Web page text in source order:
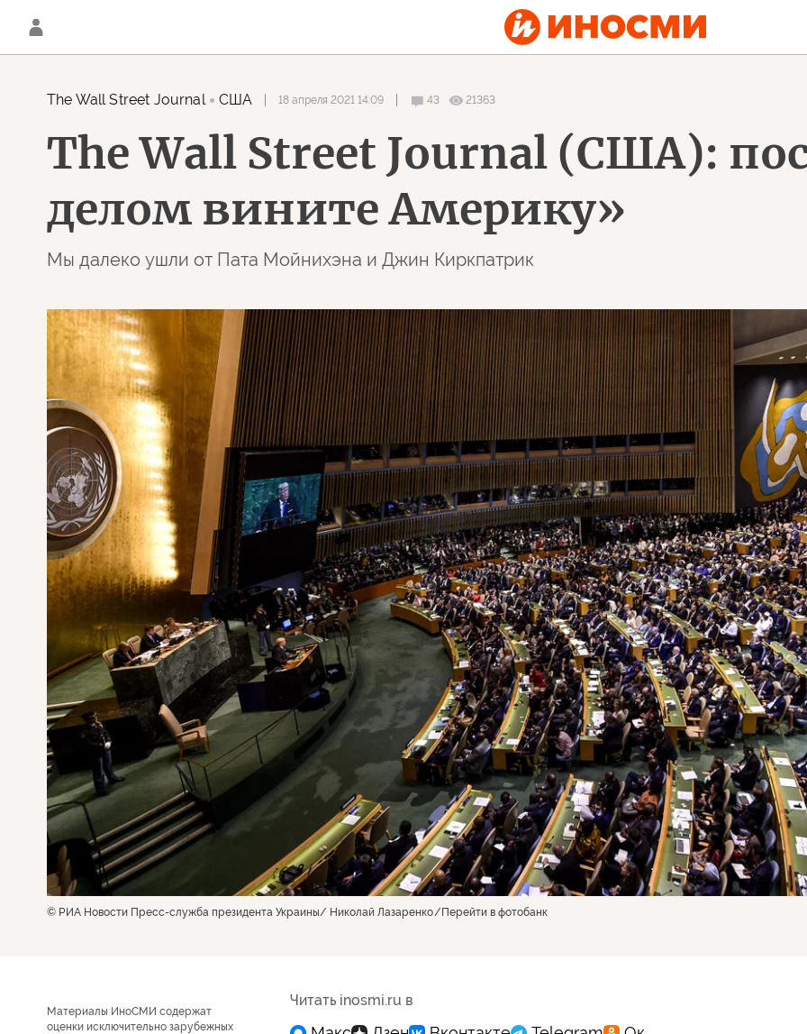
The Wall Street Journal США 18 апреля 2021 14:09 43 21363
The Wall Street Journal (США):
делом вините Америку»
Мы далеко ушли от Пата Мойнихэна и Джин Киркпатрик
© РИА Новости Пресс-служба президента Украины/ Николай Лазаренко Перейти в фотобанк
Материалы ИноСМИ содержат
оценки исключительно зарубежных
Читать inosmi.ru в